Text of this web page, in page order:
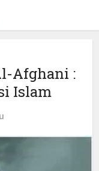
Afghani :
Islam